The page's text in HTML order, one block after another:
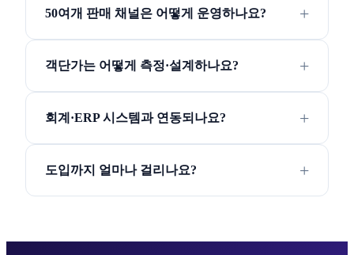
50여개 판매 채널은 어떻게 운영하나요?
객단가는 어떻게 측정·설계하나요?
회계·ERP 시스템과 연동되나요?
도입까지 얼마나 걸리나요?